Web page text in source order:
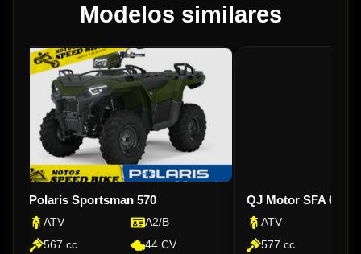
Modelos similares
Polaris Sportsman 570
ATV
A2/B
567 cc
44 CV
QJ Motor SFA 600
ATV
577 cc